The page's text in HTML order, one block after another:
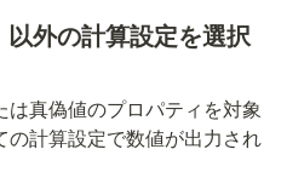
以外の計算設定を選択
は真偽値のプロパティを対象
の計算設定で数値が出力され